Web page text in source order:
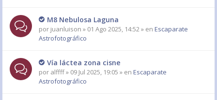
M8 Nebulosa Laguna
por juanluison » 01 Ago 2025, 14:52 » en Escaparate
Astrofotográfico
Vía láctea zona cisne
por alffff» 09 Jul 2025, 19:05 » en Escaparate
Astrofotográfico